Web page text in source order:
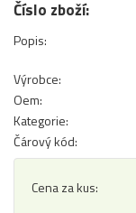
Přihlásit se
Kategorie
Náplně
Číslo zboží:
Popis:
Výrobce:
Oem:
Kategorie:
Čárový kód:
Cena za kus: